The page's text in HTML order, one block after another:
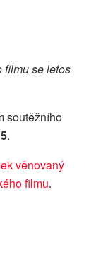
filmu se letos
soutěžního
.
věnovaný
filmu.